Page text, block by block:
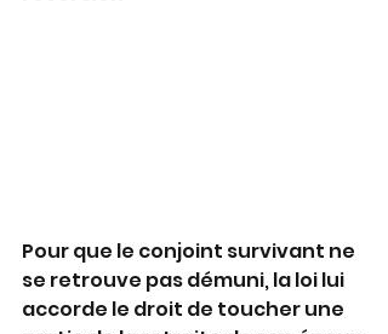
Pour que le conjoint survivant ne
se retrouve pas démuni, la loi lui
accorde le droit de toucher une